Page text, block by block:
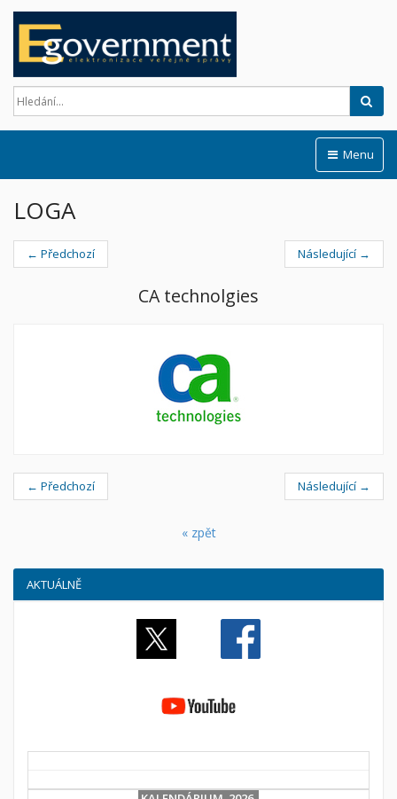
Menu
LOGA
← Předchozí Následující →
CA technolgies
← Předchozí Následující →
« zpět
AKTUÁLNĚ